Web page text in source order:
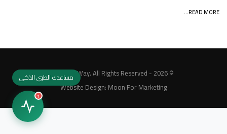
READ MORE...
© 2026 - MedicalWay. All Rights Reserved.
Website Design: Moon For Marketing
مساعدك الطبي الذكي
1